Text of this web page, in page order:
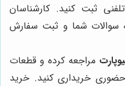
ثبت کنید. کارشناسان
سوالات شما و ثبت سفارش
مراجعه کرده و قطعات
خریداری کنید. خرید